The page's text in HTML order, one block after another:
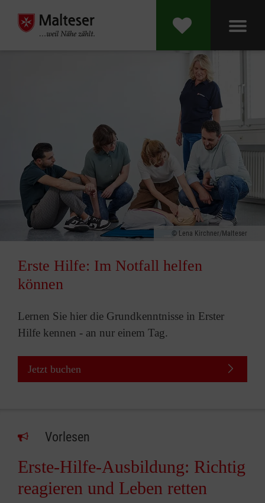
Lena Kirchner/Malteser
Erste Hilfe: Im Notfall helfen
können
Lernen Sie hier die Grundkenntnisse in Erster
Hilfe kennen - an nur einem Tag.
Jetzt buchen
Vorlesen
Erste-Hilfe-Ausbildung: Richtig
reagieren und Leben retten